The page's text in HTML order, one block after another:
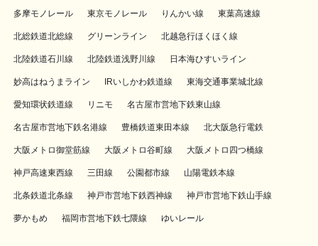
多摩モノレール 東京モノレール りんかい線 東葉高速線
北総鉄道北総線 グリーンライン 北越急行ほくほく線
北陸鉄道石川線 北陸鉄道浅野川線 日本海ひすいライン
妙高はねうまライン IRいしかわ鉄道線 東海交通事業城北線
愛知環状鉄道線 リニモ 名古屋市営地下鉄東山線
名古屋市営地下鉄名港線 豊橋鉄道東田本線 北大阪急行電鉄
大阪メトロ御堂筋線 大阪メトロ谷町線 大阪メトロ四つ橋線
神戸高速東西線 三田線 公園都市線 山陽電鉄本線
北条鉄道北条線 神戸市営地下鉄西神線 神戸市営地下鉄山手線
夢かもめ 福岡市営地下鉄七隈線 ゆいレール